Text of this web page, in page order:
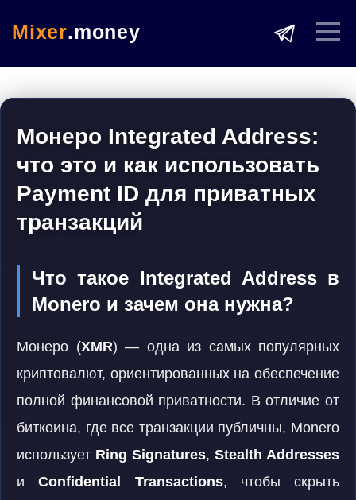
Mixer.money
Монеро Integrated Address:
что это и как использовать
Payment ID для приватных
транзакций
Что такое Integrated Address в
Monero и зачем она нужна?
Монеро (XMR) — одна из самых популярных
криптовалют, ориентированных на обеспечение
полной финансовой приватности. В отличие от
биткоина, где все транзакции публичны, Monero
использует Ring Signatures, Stealth Addresses
иConfidential Transactions, чтобы скрыть